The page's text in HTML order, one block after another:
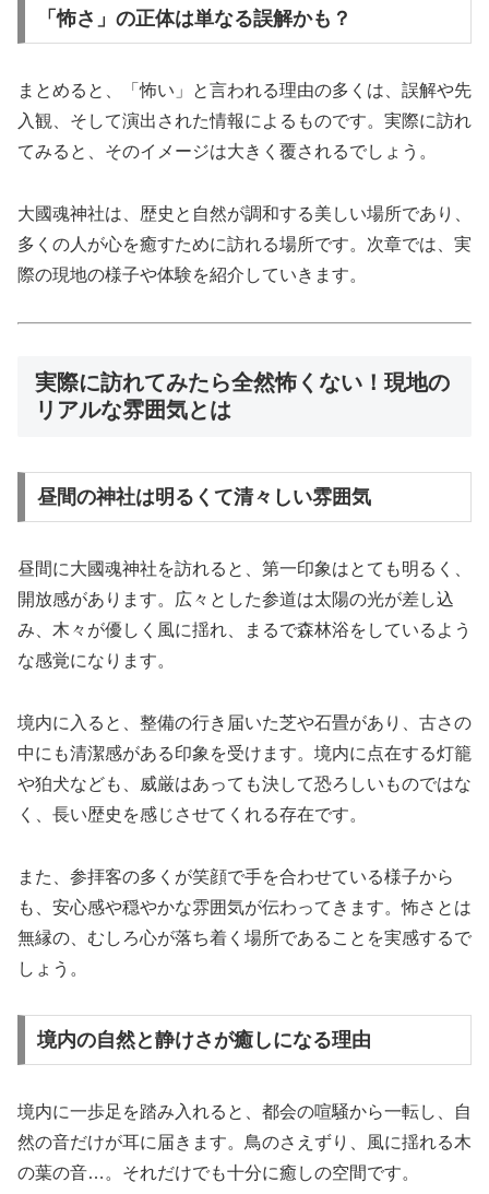
「怖さ」の正体は単なる誤解かも？
まとめると、「怖い」と言われる理由の多くは、誤解や先
入観、そして演出された情報によるものです。実際に訪れ
てみると、そのイメージは大きく覆されるでしょう。
大國魂神社は、歴史と自然が調和する美しい場所であり、
多くの人が心を癒すために訪れる場所です。次章では、実
際の現地の様子や体験を紹介していきます。
実際に訪れてみたら全然怖くない！現地の
リアルな雰囲気とは
昼間の神社は明るくて清々しい雰囲気
昼間に大國魂神社を訪れると、第一印象はとても明るく、
開放感があります。広々とした参道は太陽の光が差し込
み、木々が優しく風に揺れ、まるで森林浴をしているよう
な感覚になります。
境内に入ると、整備の行き届いた芝や石畳があり、古さの
中にも清潔感がある印象を受けます。境内に点在する灯籠
や狛犬なども、威厳はあっても決して恐ろしいものではな
く、長い歴史を感じさせてくれる存在です。
また、参拝客の多くが笑顔で手を合わせている様子から
も、安心感や穏やかな雰囲気が伝わってきます。怖さとは
無縁の、むしろ心が落ち着く場所であることを実感するで
しょう。
境内の自然と静けさが癒しになる理由
境内に一歩足を踏み入れると、都会の喧騒から一転し、自
然の音だけが耳に届きます。鳥のさえずり、風に揺れる木
の葉の音…。それだけでも十分に癒しの空間です。